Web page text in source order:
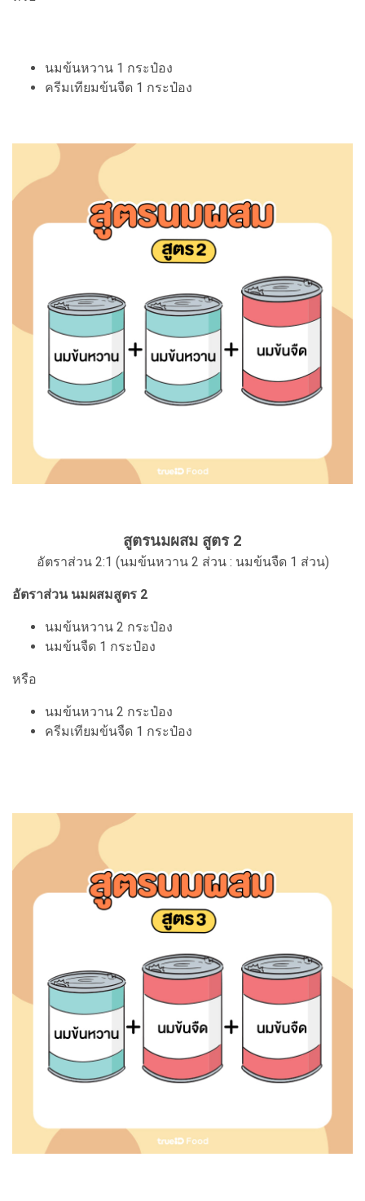
นมข้นหวาน 1 กระป๋อง
ครีมเทียมข้นจืด 1 กระป๋อง
สูตรนมผสม สูตร 2
อัตราส่วน 2:1 (นมข้นหวาน 2 ส่วน : นมข้นจืด 1 ส่วน)
อัตราส่วน นมผสมสูตร 2
นมข้นหวาน 2 กระป๋อง
นมข้นจืด 1 กระป๋อง
หรือ
นมข้นหวาน 2 กระป๋อง
ครีมเทียมข้นจืด 1 กระป๋อง